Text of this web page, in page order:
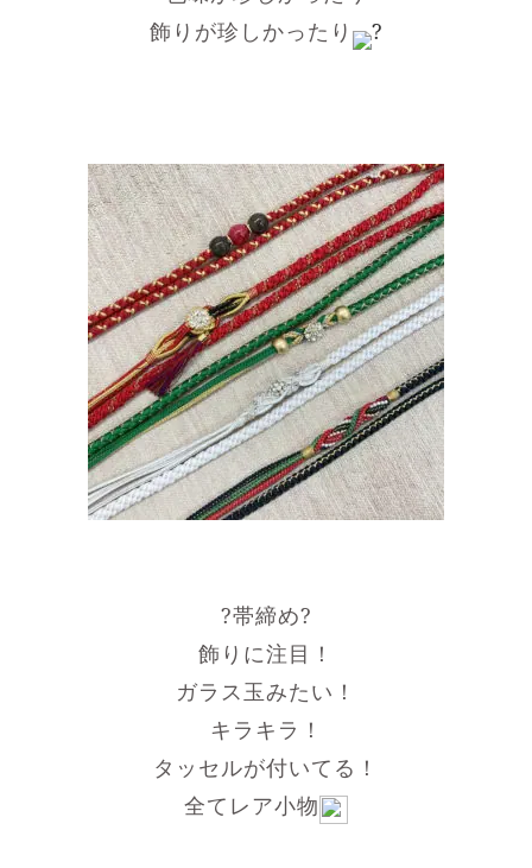
飾りが珍しかったり
?帯締め?
飾りに注目！
ガラス玉みたい！
キラキラ！
タッセルが付いてる！
全てレア小物